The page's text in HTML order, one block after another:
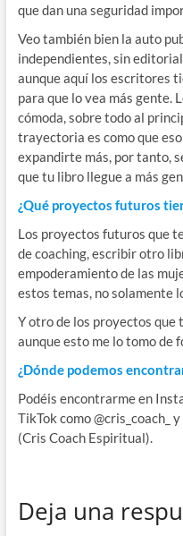
que dan una seguridad
Veo también bien la auto
independientes, sin
aunque aquí los escritores
para que lo vea más gente.
cómoda, sobre todo al
trayectoria es como que
expandirte más, por tanto,
que tu libro llegue a más
¿Qué proyectos futuros
Los proyectos futuros que
de coaching, escribir otro
empoderamiento de las
estos temas, no solamente
Y otro de los proyectos que
aunque esto me lo tomo de
¿Dónde podemos
Podéis encontrarme en
TikTok como @cris_coach_
(Cris Coach Espiritual).
Deja una